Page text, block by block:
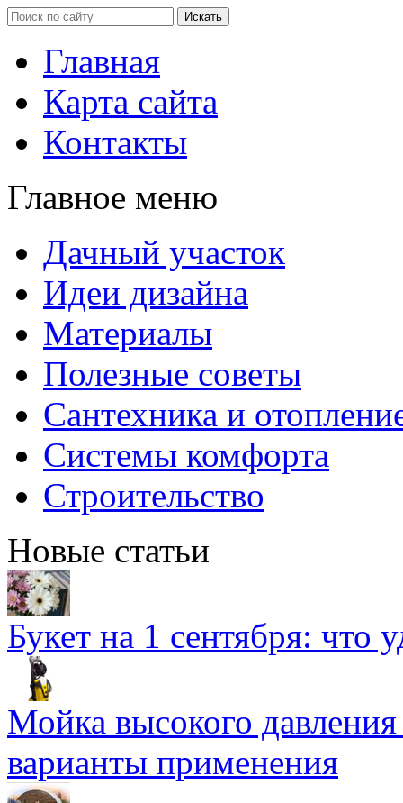
Главная
Карта сайта
Контакты
Главное меню
Дачный участок
Идеи дизайна
Материалы
Полезные советы
Сантехника и
Системы комфорта
Строительство
Новые статьи
Букет на 1 сентября: что
Мойка высокого
варианты применения